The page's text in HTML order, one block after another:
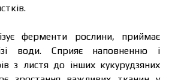
ферменти рослини, приймає
води. Сприяє наповненню і
з листя до інших кукурудзяних